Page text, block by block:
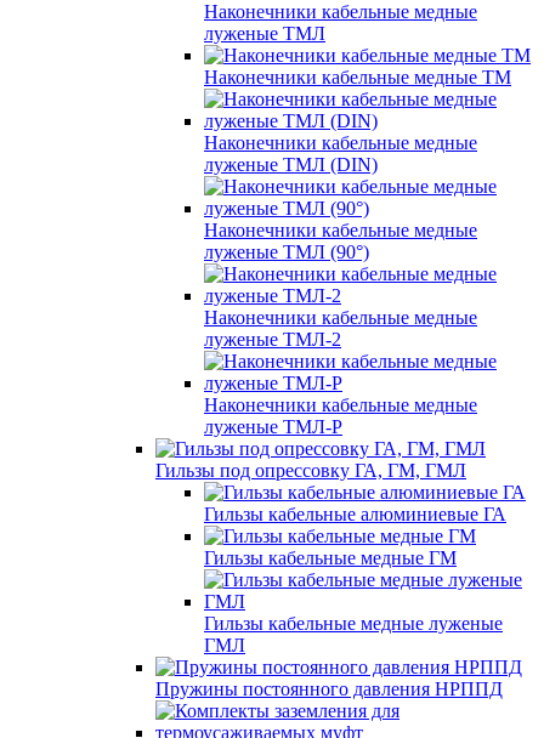
Наконечники кабельные медные
луженые ТМЛ
Наконечники кабельные медные ТМ
Наконечники кабельные медные
луженые ТМЛ (DIN)
Наконечники кабельные медные
луженые ТМЛ (90°)
Наконечники кабельные медные
луженые ТМЛ-2
Наконечники кабельные медные
луженые ТМЛ-Р
Гильзы под опрессовку ГА, ГМ, ГМЛ
Гильзы кабельные алюминиевые ГА
Гильзы кабельные медные ГМ
Гильзы кабельные медные луженые
ГМЛ
Пружины постоянного давления НРППД